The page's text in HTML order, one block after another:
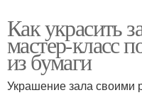
Как украсить
мастер-класс
из бумаги
Украшение зала своими